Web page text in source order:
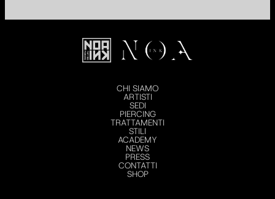
CHI SIAMO
ARTISTI
SEDI
PIERCING
TRATTAMENTI
STILI
ACADEMY
NEWS
PRESS
CONTATTI
SHOP